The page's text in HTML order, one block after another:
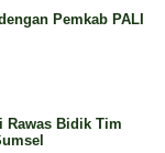
Pemkab PALI
Rawas Bidik Tim